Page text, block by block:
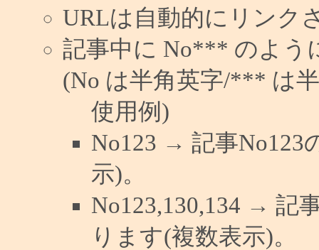
URLは自動的にリンク
記事中に No*** のよう
(No は半角英字/*** は
使用例)
No123 → 記事No123
示)。
No123,130,134 → 記
ります(複数表示)。